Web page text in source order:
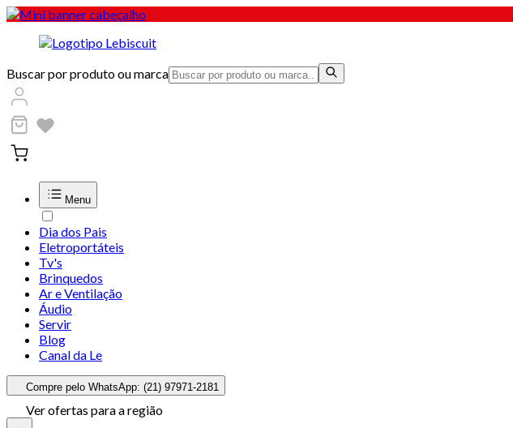
Buscar por produto ou marca
Menu
Dia dos Pais
Eletroportáteis
Tv's
Brinquedos
Ar e Ventilação
Áudio
Servir
Blog
Canal da Le
Compre pelo WhatsApp: (21) 97971-2181
Ver ofertas para a região